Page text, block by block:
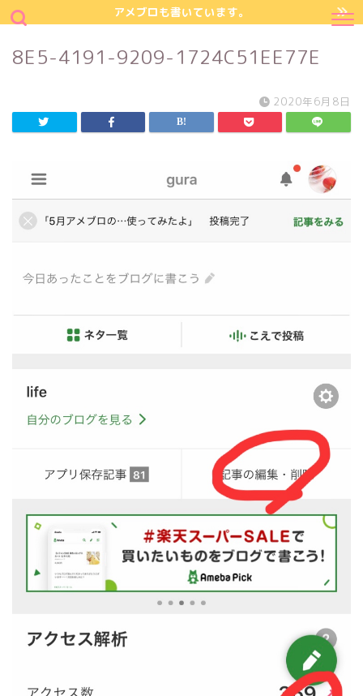
アメブロも書いています。
8E5-4191-9209-1724C51EE77E
2020年6月8日